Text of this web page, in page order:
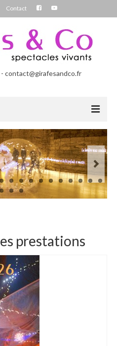
Contact
contact@girafesandco.fr
prestations